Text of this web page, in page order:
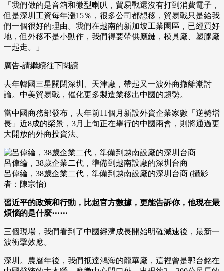
「我們做的是音箱和微型喇叭，貿易戰還沒有打到消費電子，
但是深圳工資每年漲15％，很多公司都想移，貿易戰只是給我
們一個很好的理由。我們在越南的新加坡工業園區，已經買好
地，但外移不是小動作，我們得要帶供應鏈，模具廠、塑膠廠
一起走。」
廣告-請繼續往下閱讀
去年韓國三星關閉深圳、天津廠，帶起又一波外商撤離潮討
論。中美貿易戰，催化更多製造業移出中國的趨勢。
當中國商務部發布，去年前11個月新設外資企業家數「逆勢增
長」近8成的榮景，3月上旬正在舉行的中國兩會，則將通過更
大開放的外商投資法。
呂偉綸，38歲企業二代，準備到越南設廠的深圳台商
呂偉綸，38歲企業二代，準備到越南設廠的深圳台商 (攝影
者：陳宗怡)
習近平的政策和行動，比起官方數據，更能告訴你，他現在最
煩惱的是什麼⋯⋯
三個現場，我們看到了中國經濟成長開始明確減速後，最新一
波衝擊效應。
深圳。農曆年後，我們抵達鴻海的龍華廠，這裡曾是郭台銘在